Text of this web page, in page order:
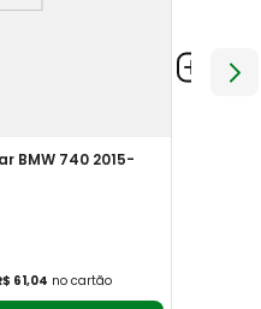
BMW 740 2015-
61,04 no cartão